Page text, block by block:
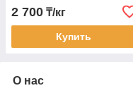
2 700 ₸/кг
Купить
О нас